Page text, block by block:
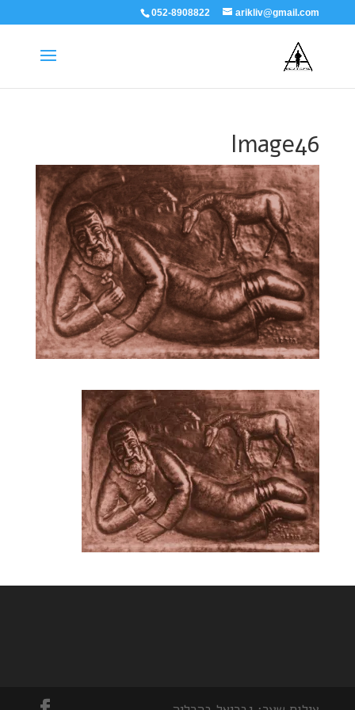
052-8908822 arikliv@gmail.com
Image46